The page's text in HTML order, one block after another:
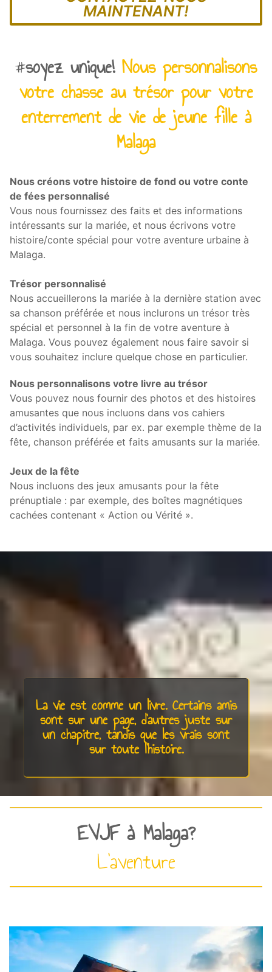
MAINTENANT!
#soyez unique!Nous personnalisons
votre chasse au trésor pour votre
enterrement de vie de jeune fille à
Malaga
Nous créons votre histoire de fond ou votre conte
de fées personnalisé
Vous nous fournissez des faits et des informations
intéressants sur la mariée, et nous écrivons votre
histoire/conte spécial pour votre aventure urbaine à
Malaga.
Trésor personnalisé
Nous accueillerons la mariée à la dernière station avec
sa chanson préférée et nous inclurons un trésor très
spécial et personnel à la fin de votre aventure à
Malaga. Vous pouvez également nous faire savoir si
vous souhaitez inclure quelque chose en particulier.
Nous personnalisons votre livre au trésor
Vous pouvez nous fournir des photos et des histoires
amusantes que nous incluons dans vos cahiers
d’activités individuels, par ex. par exemple thème de la
fête, chanson préférée et faits amusants sur la mariée.
Jeux de la fête
Nous incluons des jeux amusants pour la fête
prénuptiale : par exemple, des boîtes magnétiques
cachées contenant « Action ou Vérité ».
La vie est comme un livre. Certains amis
sont sur une page, d’autres juste sur
un chapitre, tandis que les vrais sont
sur toute l’histoire.
EVJF à Malaga?
L’aventure